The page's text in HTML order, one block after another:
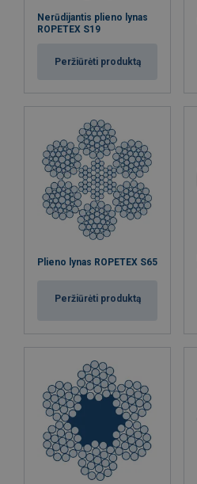
Nerūdijantis plieno lynas
ROPETEX S19
Peržiūrėti produktą
Plieno lynas ROPETEX S65
Peržiūrėti produktą